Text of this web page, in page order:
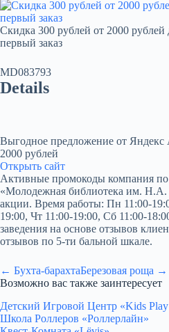
Скидка 300 рублей от 2000
первый заказ
MD083793
Details
Выгодное предложение от
2000 рублей
Открыть сайт
Активные промокоды компания
«Молодежная библиотека им. Н.А.
акции. Время работы: Пн 11:00-
19:00, Чт 11:00-19:00, Сб 11:00-
заведения на основе отзывов
отзывов по 5-ти бальной шкале.
← Бухта-барахтаБерезовая роща →
Возможно вас также заинтересует
Детский Игровой Центр «Kids
Школа Роллеров «Роллерлайн»